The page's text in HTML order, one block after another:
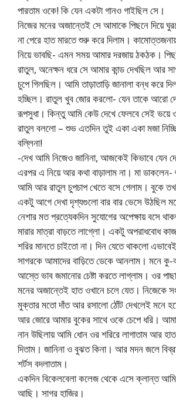
পারতাম ওকে! কি যেন একটা গানও গাইছিল সে।
নিজের মনের অজান্তেই সে আমাকে পিছনে দিয়ে
না পেরে হাত মারতে শুরু করে দিলাম।
নিয়ে ভাবছি- এমন সময় আমার দরজায় ঠকঠক।
রাতুল, অনেক্ষন ধরে সে আমার কান্ড দেখছিল আর
চুপে গিলছিল। আমি তাড়াতাড়ি জানালা বন্ধ করে
হচ্ছিল। রাতুল খুব জোর করলো- যেন তাকে আরো
রূপসুধা। কিন্তু আমি কেউ দেখে ফেলবে সেই ভয়ে
রাতুল বললো – শুভ এতদিন তুই একা একা মজা
বল্লিনা!
-দেখ আমি নিজেও জানিনা, আজকেই কিভাবে যেন
এরপর এ নিয়ে আর কথা বাড়ালাম না। মা
আমি আর রাতুল চুপচাপ খেতে বসে গেলাম। বুকে
একটু আগে দেখা দৃশ্যগুলো বার বার ভেসে উঠছিল
নেশার মত প্রত্যেকদিন সুযোগের অপেক্ষায় বসে
মারার মাত্রা বাড়তে লাগ্লো। একটু অপরাধবোধ
শরির মানতে চাইতো না। দিন যেতে থাকলো
সাগরকে আমাদের বাড়িতে ডেকে আনলাম। মনে কু-
আস্তে ভাব জমানোর চেষ্টা করতে লাগ্লাম। ওর
মনের অজান্তেই হাত ওখানে চলে যেত। নিজেকে
মুক্তার মতো দাঁত আর রসালো ঠোঁট দেখলেই মনে
আর জোরে আমার বুকের সাথে ওকে চেপে ধরি।
নান উছিলায় আমি ধোন ওর শরিরে লাগাতাম আর
দিতাম। জানিনা ও বুঝত কিনা। আর মদন জলে
শর্টস বদলাতাম।
একদিন বিকেলবেলা কলেজ থেকে এসে ক্লান্ত আমি
আছি। সাগর হাজির।